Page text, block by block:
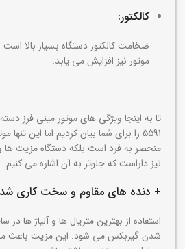
کالکتور:
ضخامت کالکتور دستگاه بسیار بالا
موتور نیز افزایش می یابد.
5591 را برای شما بیان کردیم اما این
منحصر به فرد است بلکه دستگاه مزیت
نیز داراست که جلوتر به آن اشاره می کنیم.
+ دنده های مقاوم و سخت کاری
استفاده از بهترین متریال ها و آلیاژ ها
شدن گیربکس می شود. این مزیت باعث